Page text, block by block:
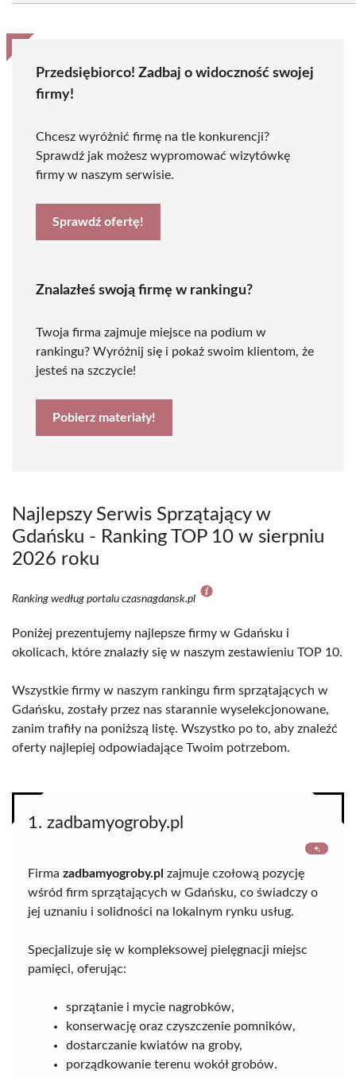
Przedsiębiorco! Zadbaj o widoczność swojej
firmy!
Chcesz wyróżnić firmę na tle konkurencji?
Sprawdź jak możesz wypromować wizytówkę
firmy w naszym serwisie.
Sprawdź ofertę!
Znalazłeś swoją firmę w rankingu?
Twoja firma zajmuje miejsce na podium w
rankingu? Wyróżnij się i pokaż swoim klientom, że
jesteś na szczycie!
Pobierz materiały!
Najlepszy Serwis Sprzątający w
Gdańsku - Ranking TOP 10 w sierpniu
2026 roku
Ranking według portalu czasnagdansk.pl
Poniżej prezentujemy najlepsze firmy w Gdańsku i
okolicach, które znalazły się w naszym zestawieniu TOP 10.
Wszystkie firmy w naszym rankingu firm sprzątających w
Gdańsku, zostały przez nas starannie wyselekcjonowane,
zanim trafiły na poniższą listę. Wszystko po to, aby znaleźć
oferty najlepiej odpowiadające Twoim potrzebom.
1. zadbamyogroby.pl
Firma zadbamyogroby.pl zajmuje czołową pozycję
wśród firm sprzątających w Gdańsku, co świadczy o
jej uznaniu i solidności na lokalnym rynku usług.
Specjalizuje się w kompleksowej pielęgnacji miejsc
pamięci, oferując:
sprzątanie i mycie nagrobków,
konserwację oraz czyszczenie pomników,
dostarczanie kwiatów na groby,
porządkowanie terenu wokół grobów.